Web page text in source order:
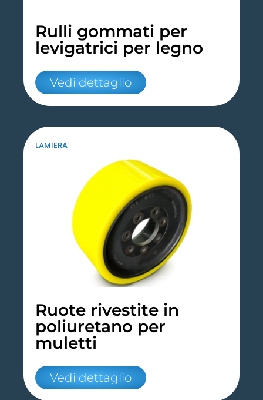
Rulli gommati per
levigatrici per legno
Vedi dettaglio
LAMIERA
Ruote rivestite in
poliuretano per
muletti
Vedi dettaglio